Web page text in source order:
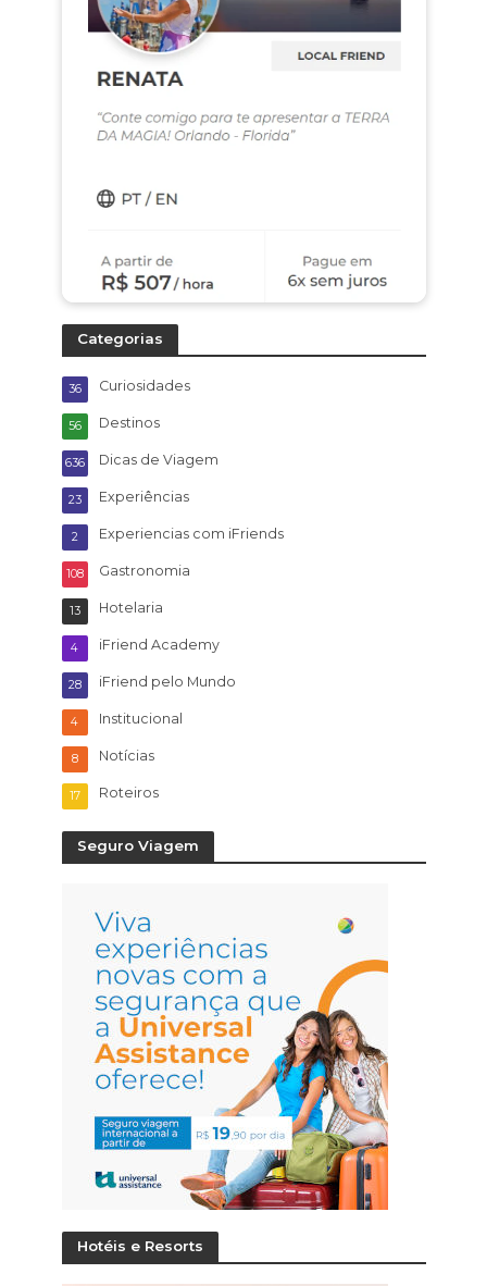
Categorias
Curiosidades
36
Destinos
56
Dicas de Viagem
636
Experiências
23
Experiencias com iFriends
2
Gastronomia
108
Hotelaria
13
iFriend Academy
4
iFriend pelo Mundo
28
Institucional
4
Notícias
8
Roteiros
17
Seguro Viagem
Hotéis e Resorts